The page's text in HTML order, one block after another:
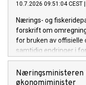
10.7.2026 09:51:04 CEST
Nærings- og
forskrift om
for bruken av offisielle
samtidig endringer i
overtredelsesgebyr
deltakerloven, i tråd
forskriften.
Næringsministeren